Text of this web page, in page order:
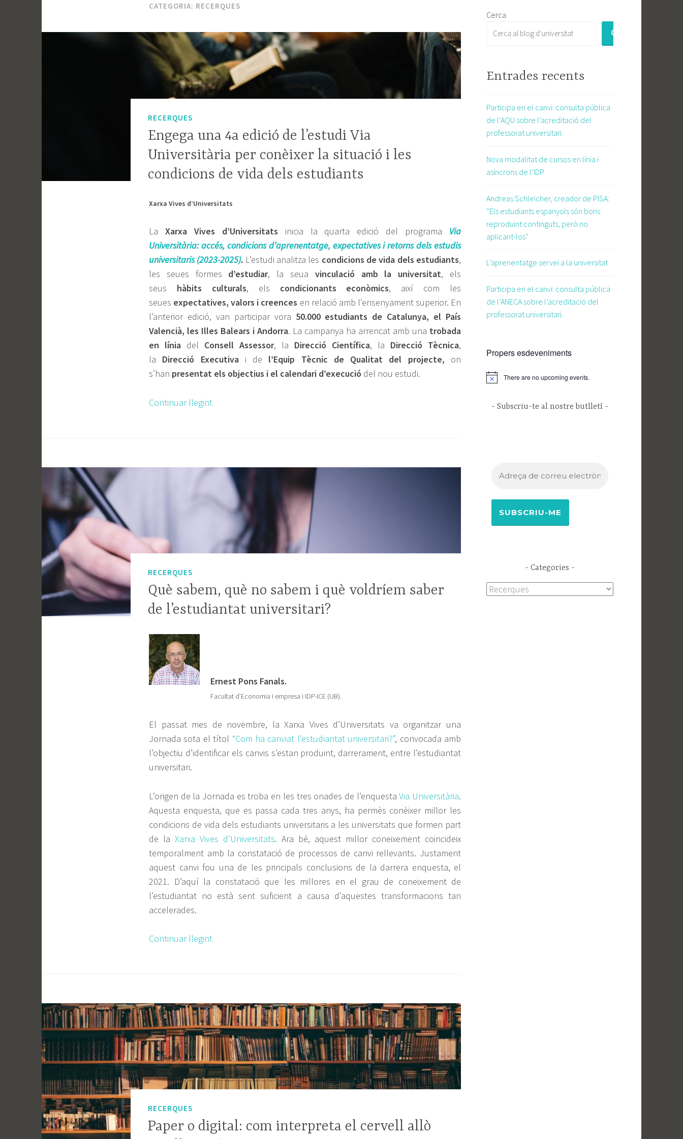
CATEGORIA: RECERQUES
RECERQUES
Engega una 4a edició de l’estudi Via
Universitària per conèixer la situació i les
condicions de vida dels estudiants
Xarxa Vives d’Universitats
La Xarxa Vives d’Universitats inicia la quarta edició del programa Via
Universitària: accés, condicions d’aprenentatge, expectatives i retorns dels estudis
universitaris (2023-2025). L’estudi analitza les condicions de vida dels estudiants,
les seues formes d’estudiar, la seua vinculació amb la universitat, els
seus hàbits culturals, els condicionants econòmics, així com les
seues expectatives, valors i creences en relació amb l’ensenyament superior. En
l’anterior edició, van participar vora 50.000 estudiants de Catalunya, el País
Valencià, les Illes Balears i Andorra. La campanya ha arrencat amb una trobada
en línia del Consell Assessor, la Direcció Científica, la Direcció Tècnica,
la Direcció Executivai de l’Equip Tècnic de Qualitat del projecte, on
s’han presentat els objectius i el calendari d’execució del nou estudi.
Continuar llegint
RECERQUES
Què sabem, què no sabem i què voldríem saber
de l’estudiantat universitari?
Ernest Pons Fanals.
Facultat d’Economia i empresa i IDP-ICE (UB).
El passat mes de novembre, la Xarxa Vives d’Universitats va organitzar una
Jornada sota el títol “Com ha canviat l’estudiantat universitari?”, convocada amb
l’objectiu d’identificar els canvis s’estan produint, darrerament, entre l’estudiantat
universitari.
L’origen de la Jornada es troba en les tres onades de l’enquestaVia Universitària.
Aquesta enquesta, que es passa cada tres anys, ha permès conèixer millor les
condicions de vida dels estudiants universitaris a les universitats que formen part
de la Xarxa Vives d’Universitats. Ara bé, aquest millor coneixement coincideix
temporalment amb la constatació de processos de canvi rellevants. Justament
aquest canvi fou una de les principals conclusions de la darrera enquesta, el
2021. D’aquí la constatació que les millores en el grau de coneixement de
l’estudiantat no està sent suficient a causa d’aquestes transformacions tan
accelerades.
Continuar llegint
RECERQUES
Paper o digital: com interpreta el cervell allò
Cerca
CERCA
Entrades recents
Participa en el canvi: consulta pública
de l’AQU sobre l’acreditació del
professorat universitari.
Nova modalitat de cursos en línia i
asíncrons de l’IDP
Andreas Schleicher, creador de PISA:
“Els estudiants espanyols són bons
reproduint continguts, però no
aplicant-los”
L’aprenentatge servei a la universitat
Participa en el canvi: consulta pública
de l’ANECA sobre l’acreditació del
professorat universitari.
Propers esdeveniments
There are no upcoming events.
Subscriu-te al nostre butlletí
Categories
Categories